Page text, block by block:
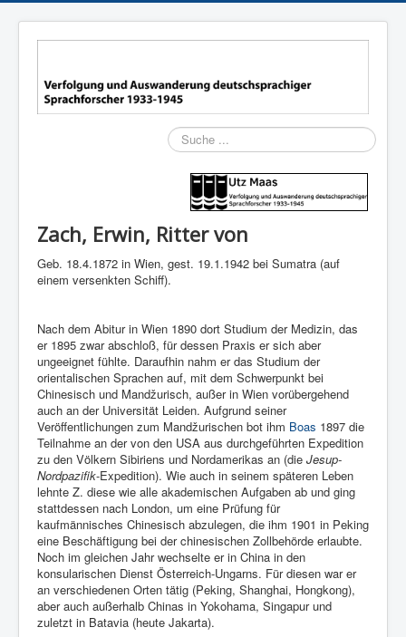
Suchen
Zach, Erwin, Ritter von
Geb. 18.4.1872 in Wien, gest. 19.1.1942 bei Sumatra (auf
einem versenkten Schiff).
Nach dem Abitur in Wien 1890 dort Studium der Medizin, das
er 1895 zwar abschloß, für dessen Praxis er sich aber
ungeeignet fühlte. Daraufhin nahm er das Studium der
orientalischen Sprachen auf, mit dem Schwerpunkt bei
Chinesisch und Mandžurisch, außer in Wien vorübergehend
auch an der Universität Leiden. Aufgrund seiner
Veröffentlichungen zum Mandžurischen bot ihm Boas 1897 die
Teilnahme an der von den USA aus durchgeführten Expedition
zu den Völkern Sibiriens und Nordamerikas an (die Jesup-
Nordpazifik-Expedition). Wie auch in seinem späteren Leben
lehnte Z. diese wie alle akademischen Aufgaben ab und ging
stattdessen nach London, um eine Prüfung für
kaufmännisches Chinesisch abzulegen, die ihm 1901 in Peking
eine Beschäftigung bei der chinesischen Zollbehörde erlaubte.
Noch im gleichen Jahr wechselte er in China in den
konsularischen Dienst Österreich-Ungarns. Für diesen war er
an verschiedenen Orten tätig (Peking, Shanghai, Hongkong),
aber auch außerhalb Chinas in Yokohama, Singapur und
zuletzt in Batavia (heute Jakarta).